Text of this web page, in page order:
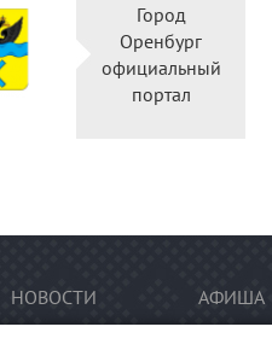
Город
Оренбург
официальный
портал
НОВОСТИ АФИША